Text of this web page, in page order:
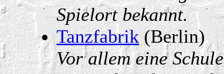
Spielort bekannt.
Tanzfabrik(Berlin)
Vor allem eine